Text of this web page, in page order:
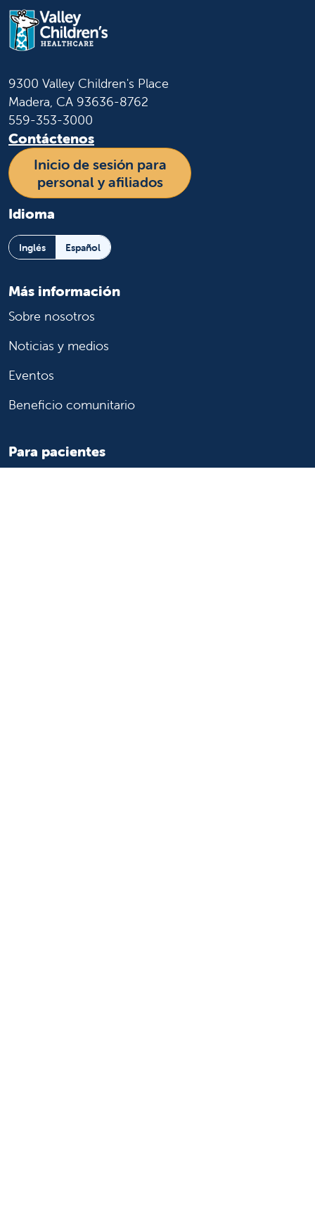
9300 Valley Children's Place
Madera, CA 93636-8762
559-353-3000
Contáctenos
Inicio de sesión para
personal y afiliados
Idioma
Inglés Español
Más información
Sobre nosotros
Noticias y medios
Eventos
Beneficio comunitario
Para pacientes